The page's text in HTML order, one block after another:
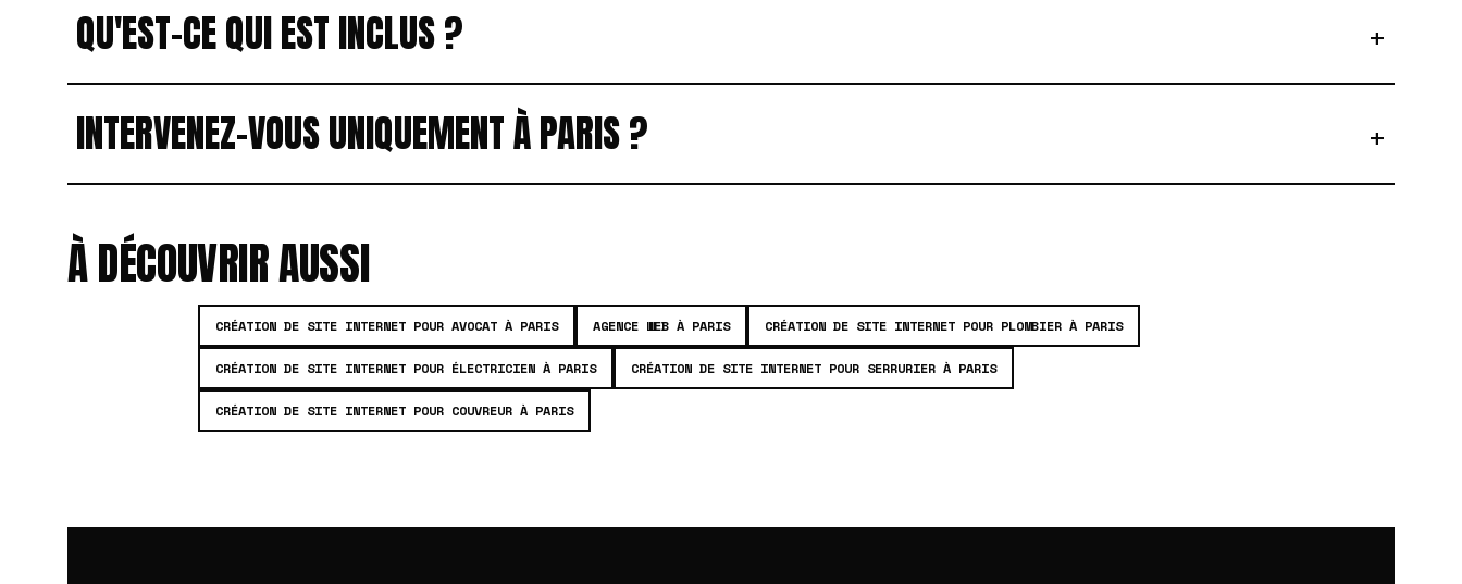
QU'EST-CE QUI EST INCLUS ? +
INTERVENEZ-VOUS UNIQUEMENT À PARIS ? +
À DÉCOUVRIR AUSSI
CRÉATION DE SITE INTERNET POUR AVOCAT À PARIS AGENCE WEB À PARIS CRÉATION DE SITE INTERNET POUR PLOMBIER À PARIS
CRÉATION DE SITE INTERNET POUR ÉLECTRICIEN À PARIS CRÉATION DE SITE INTERNET POUR SERRURIER À PARIS
CRÉATION DE SITE INTERNET POUR COUVREUR À PARIS